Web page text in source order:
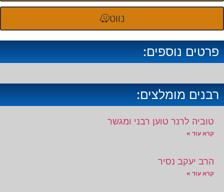
נווט
פרטים נוספים:
רבנים מומלצים:
טוביה לרנר טוען רבני ומגשר
קרא עוד »
הרב יעקב נסיר
קרא עוד »